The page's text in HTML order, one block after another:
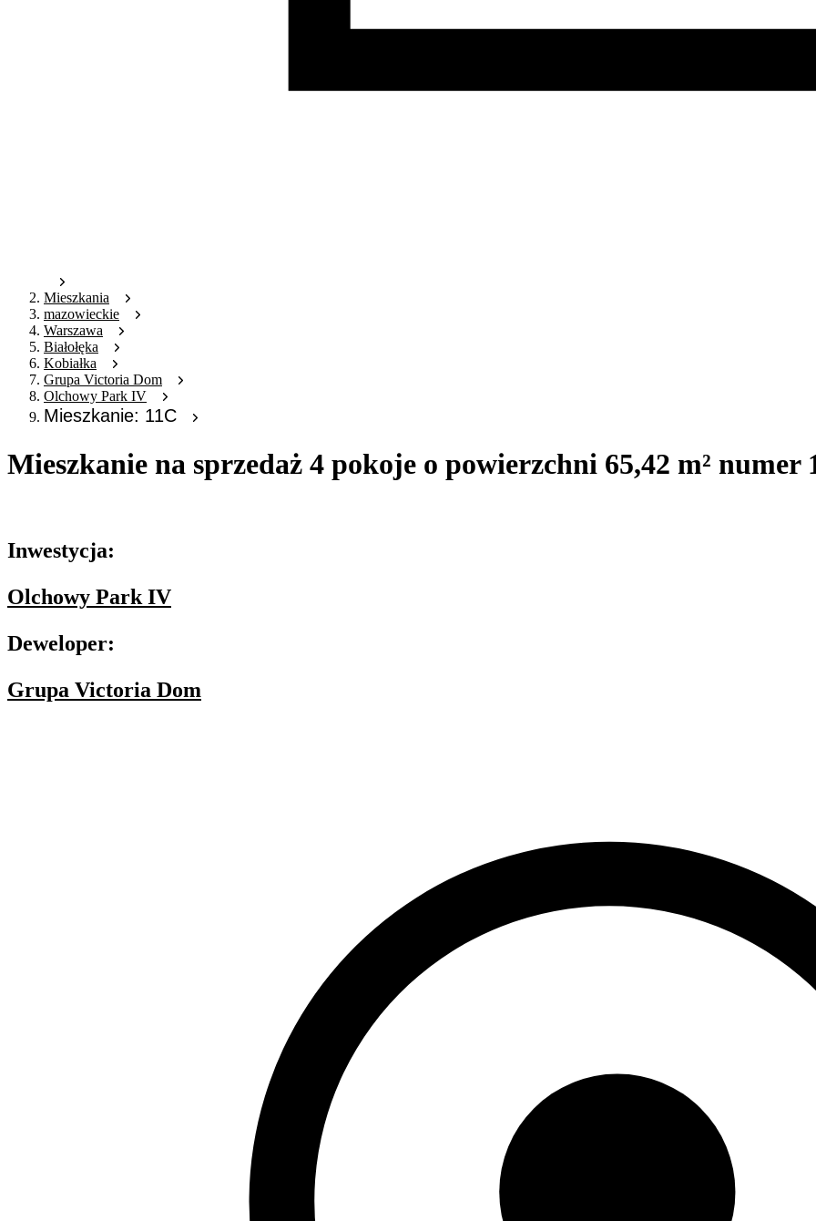
Mieszkania
mazowieckie
Warszawa
Białołęka
Kobiałka
Grupa Victoria Dom
Olchowy Park IV
Mieszkanie: 11C
Mieszkanie na sprzedaż 4 pokoje o powierzchni 65,42 m² numer
Inwestycja:
Olchowy Park IV
Deweloper:
Grupa Victoria Dom